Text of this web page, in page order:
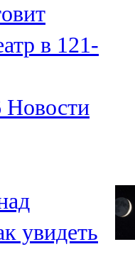
в 121-
Новости
увидеть